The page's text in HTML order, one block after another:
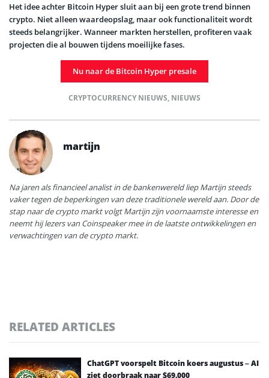
Het idee achter Bitcoin Hyper sluit aan bij een grote trend binnen
crypto. Niet alleen waardeopslag, maar ook functionaliteit wordt
steeds belangrijker. Wanneer markten herstellen, profiteren vaak
projecten die al bouwen tijdens moeilijke fases.
Nu naar de Bitcoin Hyper presale
CRYPTOCURRENCY NIEUWS, NIEUWS
martijn
Na jaren als financieel analist in de bankenwereld liep Martijn steeds
vaker tegen de beperkingen van deze traditionele wereld aan. Door de
stap naar de crypto markt volgt Martijn zijn voornaamste interesse en
neemt hij lezers van Coinspeaker mee in de laatste ontwikkelingen en
verwachtingen van de crypto markt.
RELATED ARTICLES
ChatGPT voorspelt Bitcoin koers augustus – AI
ziet doorbraak naar $69.000